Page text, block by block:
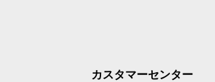
カスタマーセンター